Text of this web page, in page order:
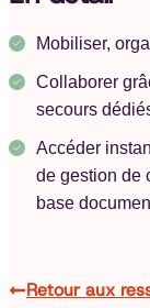
Mobiliser,
Collaborer
secours
Accéder
de gestion de
base
Retour aux